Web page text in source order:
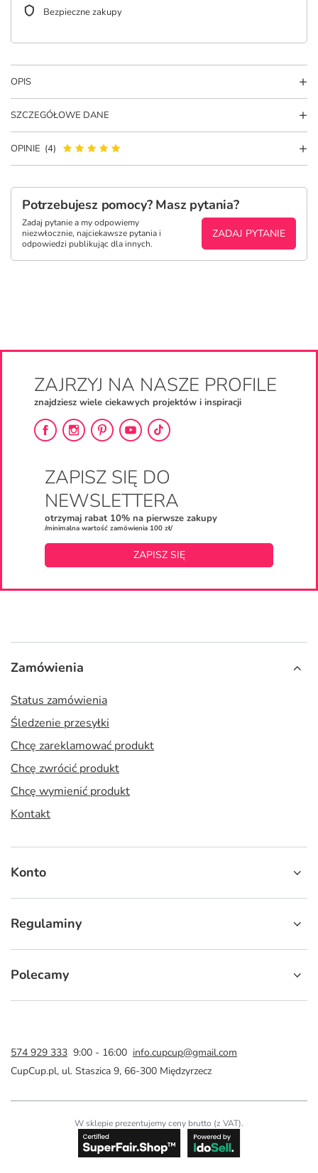
Bezpieczne zakupy
OPIS
SZCZEGÓŁOWE DANE
OPINIE (4)
Potrzebujesz pomocy? Masz pytania?
Zadaj pytanie a my odpowiemy
niezwłocznie, najciekawsze pytania i
odpowiedzi publikując dla innych.
ZADAJ PYTANIE
ZAJRZYJ NA NASZE PROFILE
znajdziesz wiele ciekawych projektów i inspiracji
ZAPISZ SIĘ DO
NEWSLETTERA
otrzymaj rabat 10% na pierwsze zakupy
/minimalna wartość zamówienia 100 zł/
ZAPISZ SIĘ
Zamówienia
Status zamówienia
Śledzenie przesyłki
Chcę zareklamować produkt
Chcę zwrócić produkt
Chcę wymienić produkt
Kontakt
Konto
Regulaminy
Polecamy
574 929 333 9:00 - 16:00 info.cupcup@gmail.com
CupCup.pl, ul. Staszica 9, 66-300 Międzyrzecz
W sklepie prezentujemy ceny brutto (z VAT).